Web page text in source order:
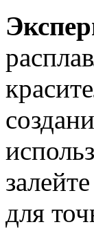
для